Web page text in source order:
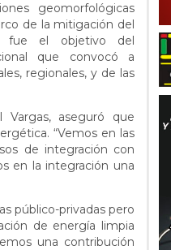
geomorfológicas
de la mitigación del
fue el objetivo del
que convocó a
regionales, y de las
aseguró que
“Vemos en las
de integración con
en la integración una
público-privadas pero
de energía limpia
una contribución